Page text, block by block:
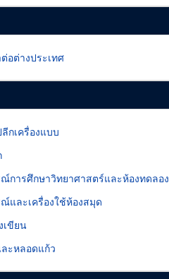
อต่างประเทศ
กเครื่องแบบ
การศึกษาวิทยาศาสตร์และห้องทดลอง
และเครื่องใช้ห้องสมุด
เขียน
ะหลอดแก้ว